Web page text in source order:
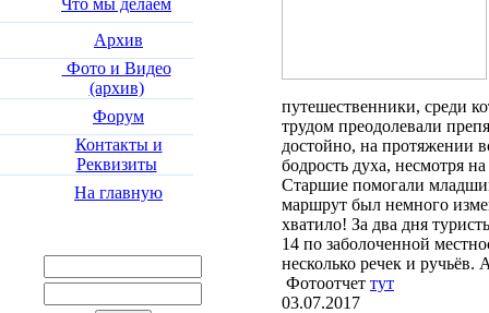
Что мы делаем
Архив
Фото и Видео
(архив)
Форум
Контакты и
Реквизиты
На главную
путешественники, среди
трудом преодолевали
достойно, на протяжении
бодрость духа, несмотря
Старшие помогали
маршрут был немного
хватило! За два дня
14 по заболоченной
несколько речек и
Фотоотчет тут
03.07.2017